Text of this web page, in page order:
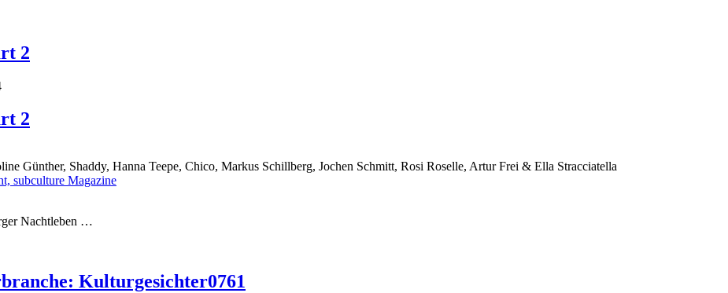
2
2
Günther, Shaddy, Hanna Teepe, Chico, Markus Schillberg, Jochen Schmitt, Rosi Roselle, Artur Frei & Ella Stracciatella
Nachtleben …
Kulturgesichter0761